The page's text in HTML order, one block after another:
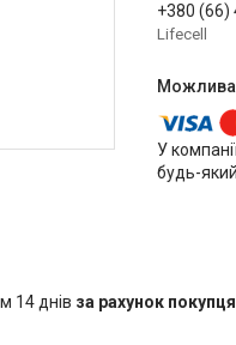
+380 (66)
Lifecell
У
будь-
14 днів за рахунок покупця